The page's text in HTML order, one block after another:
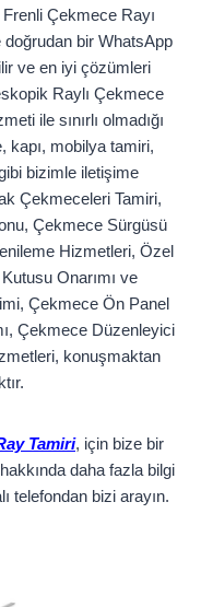
Çekmece Rayı
bir WhatsApp
ve en iyi çözümleri
Raylı Çekmece
ile sınırlı olmadığı
kapı, mobilya tamiri,
bizimle iletişime
Çekmeceleri Tamiri,
Çekmece Sürgüsü
Hizmetleri, Özel
Onarımı ve
Çekmece Ön Panel
Çekmece Düzenleyici
konuşmaktan
Tamiri, için bize bir
daha fazla bilgi
telefondan bizi arayın.